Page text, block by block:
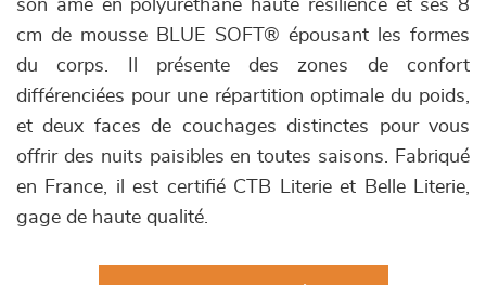
son âme en polyuréthane haute résilience et ses 8
cm de mousse BLUE SOFT® épousant les formes
du corps. Il présente des zones de confort
différenciées pour une répartition optimale du poids,
et deux faces de couchages distinctes pour vous
offrir des nuits paisibles en toutes saisons. Fabriqué
en France, il est certifié CTB Literie et Belle Literie,
gage de haute qualité.